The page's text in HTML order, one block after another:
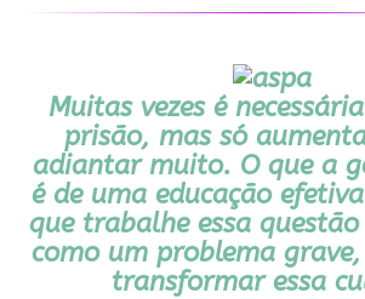
Muitas vezes é
prisão, mas só
adiantar muito. O que a
é de uma educação
que trabalhe essa
como um problema
transformar essa